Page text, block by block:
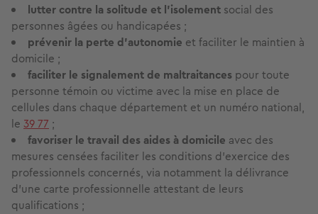
lutter contre la solitude et l’isolement social des
personnes âgées ou handicapées ;
prévenir la perte d’autonomie et faciliter le maintien à
domicile ;
faciliter le signalement de maltraitances pour toute
personne témoin ou victime avec la mise en place de
cellules dans chaque département et un numéro national,
le 39 77 ;
favoriser le travail des aides à domicile avec des
mesures censées faciliter les conditions d’exercice des
professionnels concernés, via notamment la délivrance
d’une carte professionnelle attestant de leurs
qualifications ;